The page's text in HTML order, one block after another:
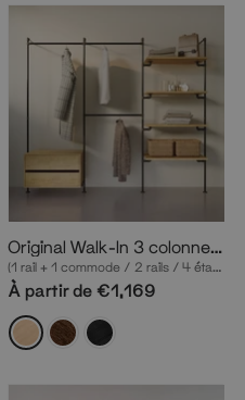
Original Walk-In 3 colonnes penderie avec commode
(1 rail + 1 commode / 2 rails / 4 étagères)
À partir de €1,169